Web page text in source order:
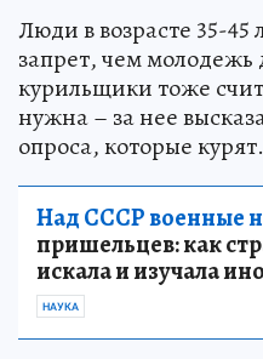
Люди в возрасте 35-
запрет, чем молодежь
курильщики тоже
нужна – за нее
опроса, которые курят.
Над СССР военные
пришельцев: как
искала и изучала
НАУКА